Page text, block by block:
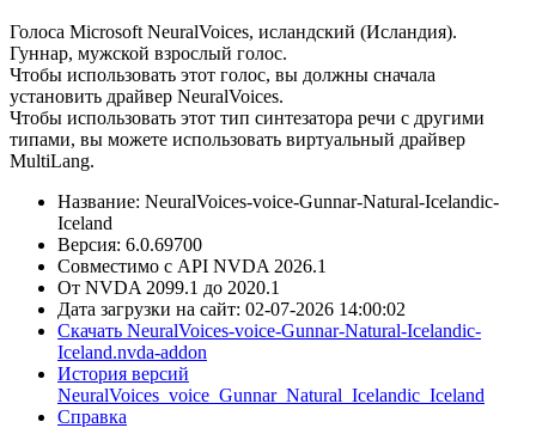
Голоса Microsoft NeuralVoices, исландский (Исландия).
Гуннар, мужской взрослый голос.
Чтобы использовать этот голос, вы должны сначала
установить драйвер NeuralVoices.
Чтобы использовать этот тип синтезатора речи с другими
типами, вы можете использовать виртуальный драйвер
MultiLang.
Название: NeuralVoices-voice-Gunnar-Natural-Icelandic-
Iceland
Версия: 6.0.69700
Совместимо с API NVDA 2026.1
От NVDA 2099.1 до 2020.1
Дата загрузки на сайт: 02-07-2026 14:00:02
Скачать NeuralVoices-voice-Gunnar-Natural-Icelandic-
Iceland.nvda-addon
История версий
NeuralVoices_voice_Gunnar_Natural_Icelandic_Iceland
Справка